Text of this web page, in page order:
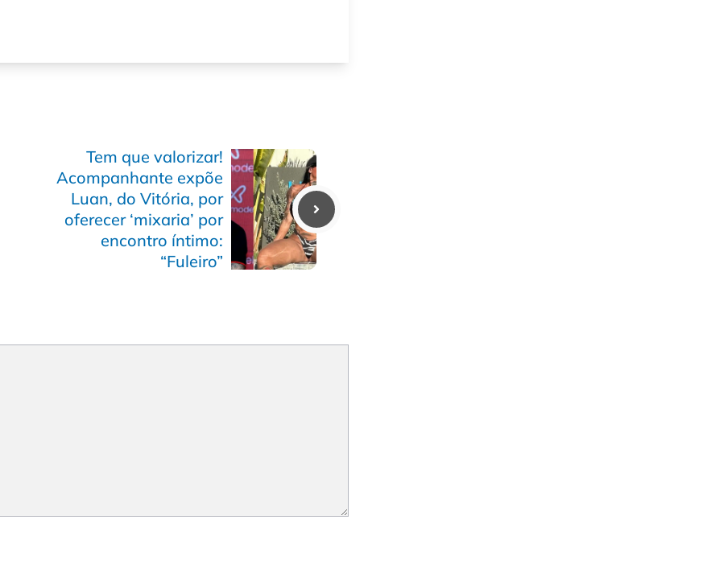
Tem que valorizar!
Acompanhante expõe
Luan, do Vitória, por
oferecer ‘mixaria’ por
encontro íntimo:
“Fuleiro”